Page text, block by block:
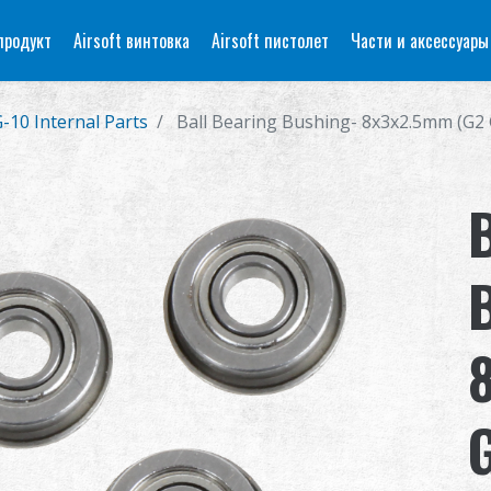
Airsoft винтовка Airsoft пистолет Части и аксессуары
10 Internal Parts Ball Bearing Bushing- 8x3x2.5mm